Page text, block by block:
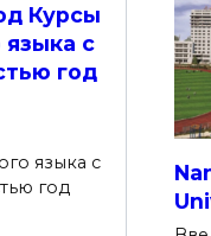
Курсы
языка с
год
языка с
год